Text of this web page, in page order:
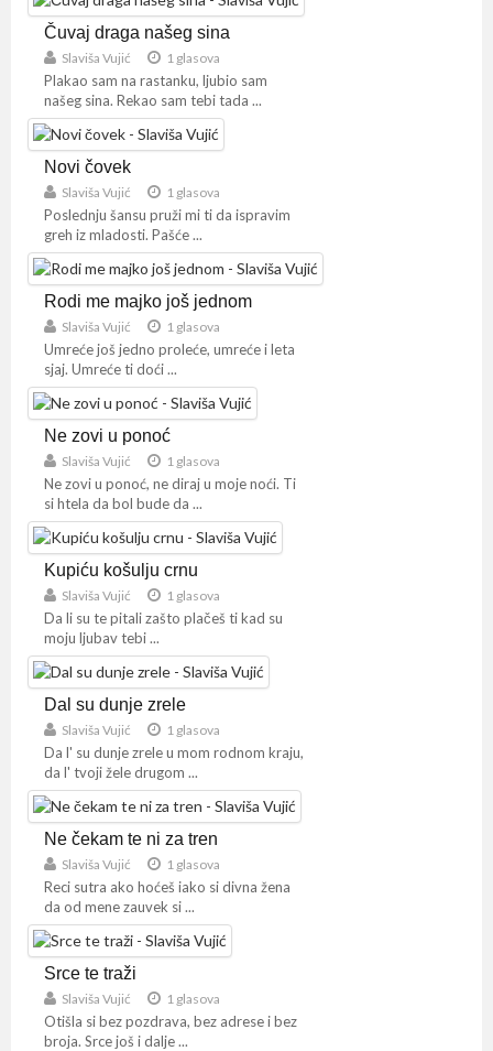
Čuvaj draga našeg sina
Slaviša Vujić 1 glasova
Plakao sam na rastanku, ljubio sam
našeg sina. Rekao sam tebi tada ...
Novi čovek
Slaviša Vujić 1 glasova
Poslednju šansu pruži mi ti da ispravim
greh iz mladosti. Pašće ...
Rodi me majko još jednom
Slaviša Vujić 1 glasova
Umreće još jedno proleće, umreće i leta
sjaj. Umreće ti doći ...
Ne zovi u ponoć
Slaviša Vujić 1 glasova
Ne zovi u ponoć, ne diraj u moje noći. Ti
si htela da bol bude da ...
Kupiću košulju crnu
Slaviša Vujić 1 glasova
Da li su te pitali zašto plačeš ti kad su
moju ljubav tebi ...
Dal su dunje zrele
Slaviša Vujić 1 glasova
Da l' su dunje zrele u mom rodnom kraju,
da l' tvoji žele drugom ...
Ne čekam te ni za tren
Slaviša Vujić 1 glasova
Reci sutra ako hoćeš iako si divna žena
da od mene zauvek si ...
Srce te traži
Slaviša Vujić 1 glasova
Otišla si bez pozdrava, bez adrese i bez
broja. Srce još i dalje ...